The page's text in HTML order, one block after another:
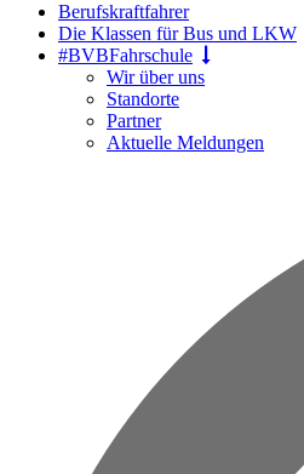
Berufskraftfahrer
Die Klassen für Bus und LKW
#BVBFahrschule
Wir über uns
Standorte
Partner
Aktuelle Meldungen